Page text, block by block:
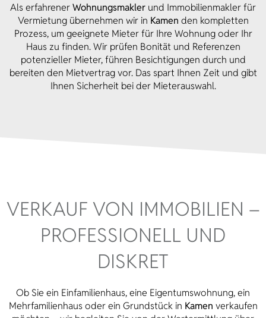
Als erfahrenerWohnungsmakler und Immobilienmakler für
Vermietung übernehmen wir in Kamen den kompletten
Prozess, um geeignete Mieter für Ihre Wohnung oder Ihr
Haus zu finden. Wir prüfen Bonität und Referenzen
potenzieller Mieter, führen Besichtigungen durch und
bereiten den Mietvertrag vor. Das spart Ihnen Zeit und gibt
Ihnen Sicherheit bei der Mieterauswahl.
VERKAUF VON IMMOBILIEN –
PROFESSIONELL UND
DISKRET
Ob Sie ein Einfamilienhaus, eine Eigentumswohnung, ein
Mehrfamilienhaus oder ein Grundstück in Kamen verkaufen